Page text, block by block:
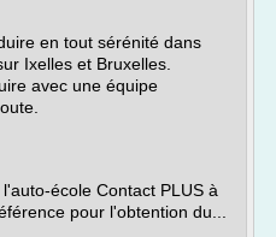
en tout sérénité dans
Ixelles et Bruxelles.
avec une équipe
école Contact PLUS à
pour l'obtention du...